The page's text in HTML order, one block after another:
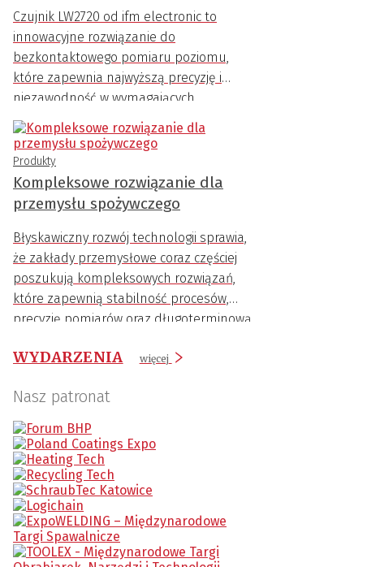
Czujnik LW2720 od ifm electronic to
innowacyjne rozwiązanie do
bezkontaktowego pomiaru poziomu,
które zapewnia najwyższą precyzję i
niezawodność w wymagających
warunkach przemysłowych.
Produkty
Kompleksowe rozwiązanie dla
przemysłu spożywczego
Błyskawiczny rozwój technologii sprawia,
że zakłady przemysłowe coraz częściej
poszukują kompleksowych rozwiązań,
które zapewnią stabilność procesów,
precyzję pomiarów oraz długoterminową
WYDARZENIA więcej
Nasz patronat